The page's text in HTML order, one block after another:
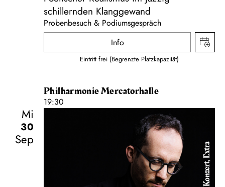
schillernden Klanggewand
Probenbesuch & Podiumsgespräch
Info
Eintritt frei (Begrenzte Platzkapazität)
Philharmonie Mercatorhalle
19:30
Mi
30
Sep
Konzert, Extra